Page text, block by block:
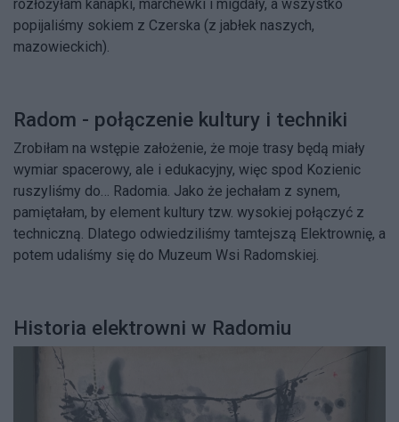
rozłożyłam kanapki, marchewki i migdały, a wszystko
popijaliśmy sokiem z Czerska (z jabłek naszych,
mazowieckich).
Radom - połączenie kultury i techniki
Zrobiłam na wstępie założenie, że moje trasy będą miały
wymiar spacerowy, ale i edukacyjny, więc spod Kozienic
ruszyliśmy do… Radomia. Jako że jechałam z synem,
pamiętałam, by element kultury tzw. wysokiej połączyć z
techniczną. Dlatego odwiedziliśmy tamtejszą Elektrownię, a
potem udaliśmy się do Muzeum Wsi Radomskiej.
Historia elektrowni w Radomiu